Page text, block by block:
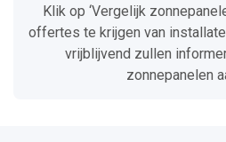
Klik op ‘Vergelijk
offertes te krijgen van
vrijblijvend zullen
zonnepanelen